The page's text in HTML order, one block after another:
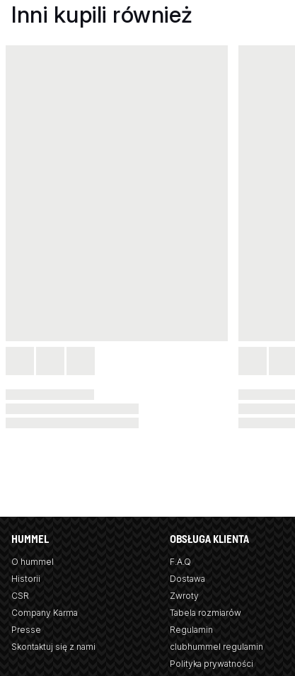
Inni kupili również
HUMMEL
O hummel
Historii
CSR
Company Karma
Presse
Skontaktuj się z nami
OBSŁUGA KLIENTA
F.A.Q
Dostawa
Zwroty
Tabela rozmiarów
Regulamin
clubhummel regulamin
Polityka prywatności